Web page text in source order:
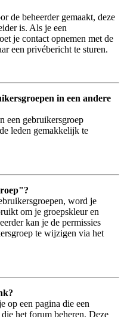
de beheerder gemaakt, deze
is. Als je een
je contact opnemen met de
een privébericht te sturen.
in een andere
een gebruikersgroep
leden gemakkelijk te
word je
om je groepskleur en
kan je de permissies
te wijzigen via het
op een pagina die een
het forum beheren. Deze